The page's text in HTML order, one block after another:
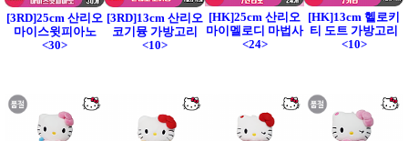
[3RD]25cm 산리오
마이스윗피아노
<30>
[3RD]13cm 산리오
코기뮹 가방고리
<10>
[HK]25cm 산리오
마이멜로디 마법사
<24>
[HK]13cm 헬로키
티 도트 가방고리
<10>